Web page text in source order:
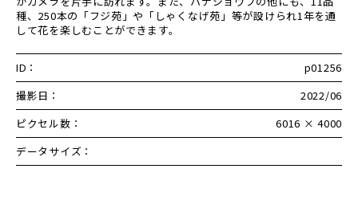
種、250本の「フジ苑」や「しゃくなげ苑」等が設けられ1年を通
して花を楽しむことができます。
ID：
p01256
撮影日：
2022/06
ピクセル数：
6016 × 4000
データサイズ：